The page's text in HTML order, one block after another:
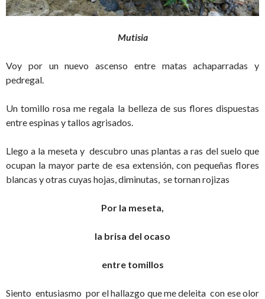
Mutisia
Voy por un nuevo ascenso entre matas achaparradas y
pedregal.
Un tomillo rosa me regala la belleza de sus flores dispuestas
entre espinas y tallos agrisados.
Llego a la meseta y descubro unas plantas a ras del suelo que
ocupan la mayor parte de esa extensión, con pequeñas flores
blancas y otras cuyas hojas, diminutas, se tornan rojizas
Por la meseta,
la brisa del ocaso
entre tomillos
Siento entusiasmo por el hallazgo que me deleita con ese olor